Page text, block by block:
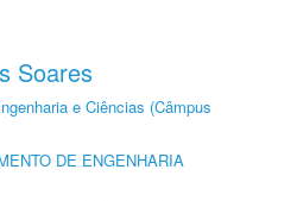
Soares
e Ciências (Câmpus
DE ENGENHARIA